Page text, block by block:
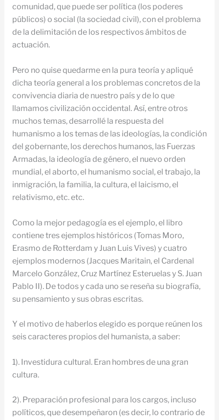
comunidad, que puede ser política (los poderes
públicos) o social (la sociedad civil), con el problema
de la delimitación de los respectivos ámbitos de
actuación.
Pero no quise quedarme en la pura teoría y apliqué
dicha teoría general a los problemas concretos de la
convivencia diaria de nuestro país y de lo que
llamamos civilización occidental. Así, entre otros
muchos temas, desarrollé la respuesta del
humanismo a los temas de las ideologías, la condición
del gobernante, los derechos humanos, las Fuerzas
Armadas, la ideología de género, el nuevo orden
mundial, el aborto, el humanismo social, el trabajo, la
inmigración, la familia, la cultura, el laicismo, el
relativismo, etc. etc.
Como la mejor pedagogía es el ejemplo, el libro
contiene tres ejemplos históricos (Tomas Moro,
Erasmo de Rotterdam y Juan Luis Vives) y cuatro
ejemplos modernos (Jacques Maritain, el Cardenal
Marcelo González, Cruz Martínez Esteruelas y S. Juan
Pablo II). De todos y cada uno se reseña su biografía,
su pensamiento y sus obras escritas.
Y el motivo de haberlos elegido es porque reúnen los
seis caracteres propios del humanista, a saber:
1). Investidura cultural. Eran hombres de una gran
cultura.
2). Preparación profesional para los cargos, incluso
políticos, que desempeñaron (es decir, lo contrario de